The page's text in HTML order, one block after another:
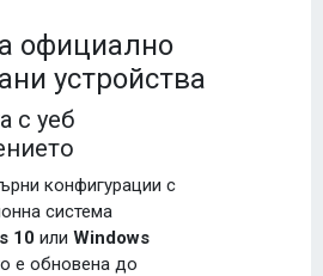
официално
устройства
с уеб
конфигурации с
система
10 или Windows
е обновена до